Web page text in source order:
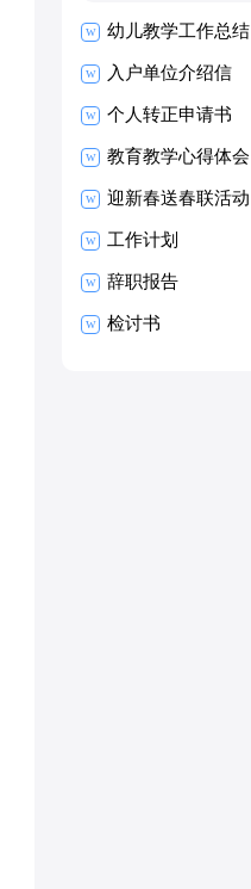
幼儿教学工作总结
入户单位介绍信
个人转正申请书
(集合15篇)
教育教学心得体会
合集15篇
迎新春送春联活动
方案
工作计划
辞职报告
检讨书